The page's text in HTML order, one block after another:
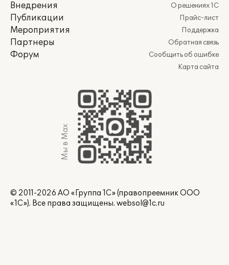
Внедрения
Публикации
Мероприятия
Партнеры
Форум
О решениях 1С
Прайс-лист
Поддержка
Обратная связь
Сообщить об ошибке
Карта сайта
Мы в Max
© 2011-2026 АО «Группа 1С» (правопреемник ООО
«1С»). Все права защищены. websol@1c.ru